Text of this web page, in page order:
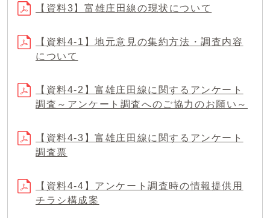
【資料3】富雄庄田線の現状について
【資料4-1】地元意見の集約方法・調査内容
について
【資料4-2】富雄庄田線に関するアンケート
調査～アンケート調査へのご協力のお願い～
【資料4-3】富雄庄田線に関するアンケート
調査票
【資料4-4】アンケート調査時の情報提供用
チラシ構成案